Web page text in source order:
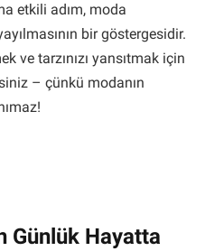
etkili adım, moda
bir göstergesidir.
ve tarzınızı yansıtmak için
– çünkü modanın
Günlük Hayatta